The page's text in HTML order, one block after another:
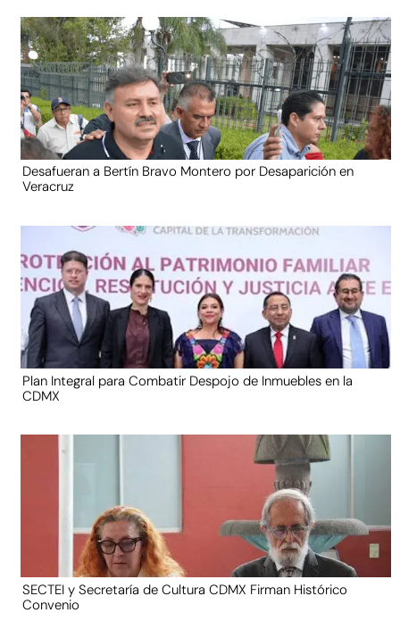
Desafueran a Bertín Bravo Montero por Desaparición en
Veracruz
Plan Integral para Combatir Despojo de Inmuebles en la
CDMX
SECTEI y Secretaría de Cultura CDMX Firman Histórico
Convenio